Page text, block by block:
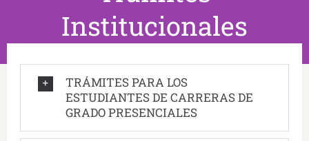
Institucionales
TRÁMITES PARA LOS
ESTUDIANTES DE CARRERAS DE
GRADO PRESENCIALES